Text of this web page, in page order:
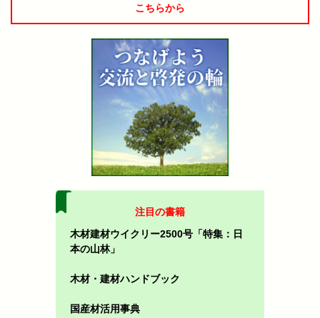
こちらから
注目の書籍
木材建材ウイクリー2500号「特集：日
本の山林」
木材・建材ハンドブック
国産材活用事典